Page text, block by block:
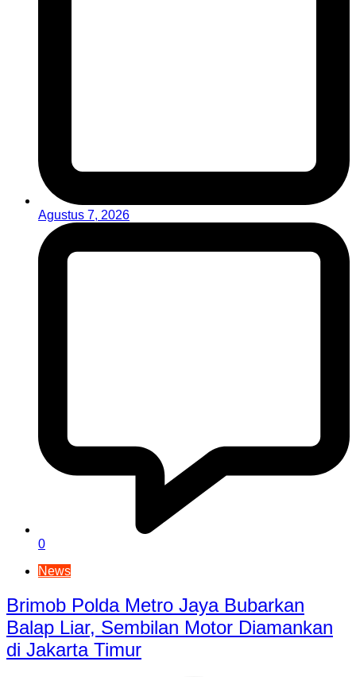
Agustus 7, 2026
0
News
Brimob Polda Metro Jaya Bubarkan
Balap Liar, Sembilan Motor Diamankan
di Jakarta Timur